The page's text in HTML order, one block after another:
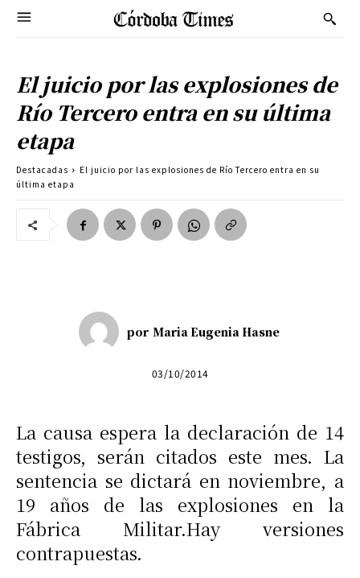
El juicio por las explosiones de
Río Tercero entra en su última
etapa
Destacadas
El juicio por las explosiones de Río Tercero entra en su
última etapa
por Maria Eugenia Hasne
03/10/2014
La causa espera la declaración de 14
testigos, serán citados este mes. La
sentencia se dictará en noviembre, a
19 años de las explosiones en la
Fábrica Militar.Hay versiones
contrapuestas.